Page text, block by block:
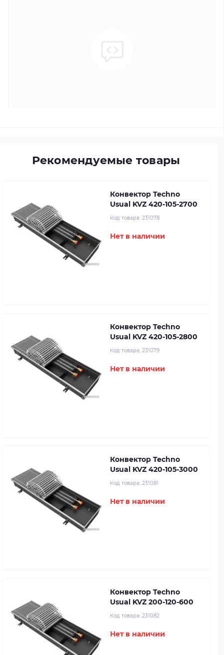
Рекомендуемые товары
Конвектор Techno
Usual KVZ 420-105-2700
Код товара: 231078
Нет в наличии
Конвектор Techno
Usual KVZ 420-105-2800
Код товара: 231079
Нет в наличии
Конвектор Techno
Usual KVZ 420-105-3000
Код товара: 231081
Нет в наличии
Конвектор Techno
Usual KVZ 200-120-600
Код товара: 231082
Нет в наличии